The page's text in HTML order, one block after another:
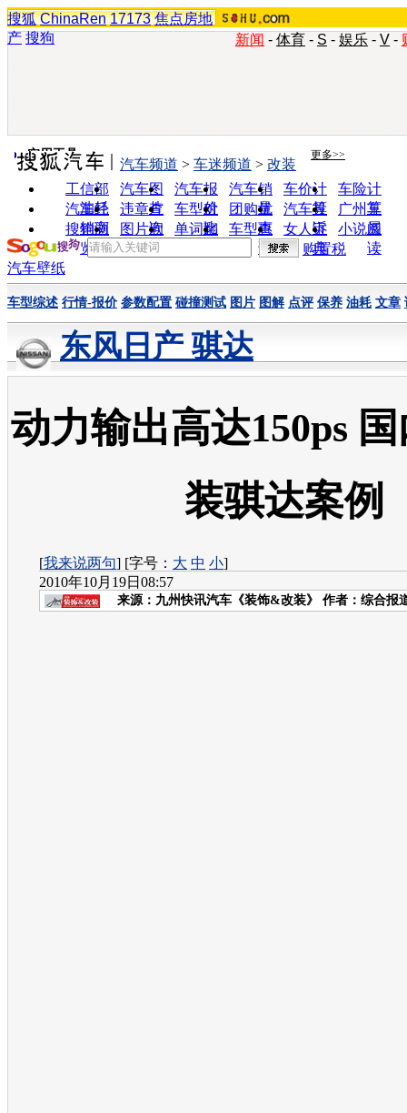
搜狐 ChinaRen 17173 焦点房地
产 搜狗 新闻 - 体育 - S - 娱乐 - V -
实用工具 更多>>
工信部
油耗
汽车图
片
汽车报
价
汽车销
量
车价计
算
车险计
算
汽车经
销商
违章查
询
车型对
比
团购优
惠
汽车投
诉
广州车
展
搜狗浏
览器
图片欣
赏
单词翻
车型查
询
女人宝
典
小说阅
读
汽车频道 > 车迷频道 > 改装
购置税
汽车壁纸
车型综述 行情-报价 参数配置 碰撞测试 图片 图解 点评 保养 油耗 文章
东风日产 骐达
动力输出高达150ps
装骐达案例
[我来说两句] [字号： 大 中 小]
2010年10月19日08:57
来源： 九州快讯汽车《装饰&改装》 作者：综合报